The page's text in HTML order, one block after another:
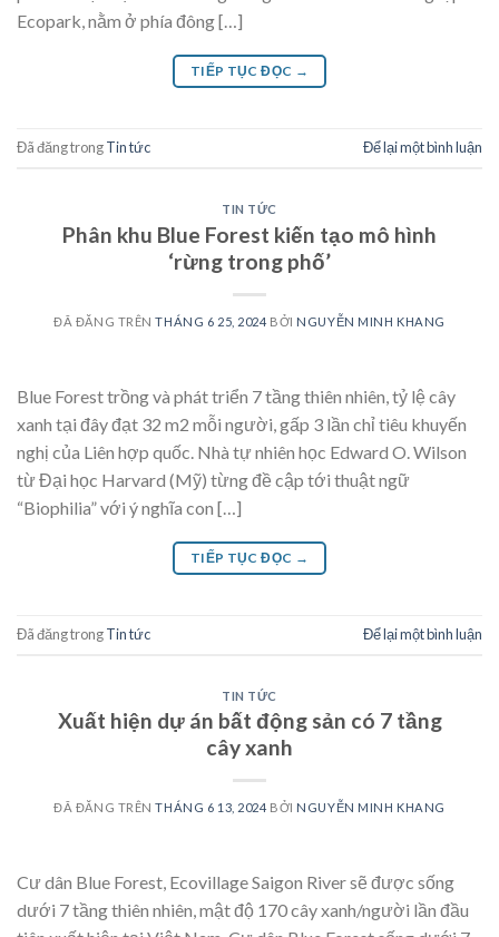
Ecopark, nằm ở phía đông […]
TIẾP TỤC ĐỌC →
Đã đăng trongTin tức Để lại một bình luận
TIN TỨC
Phân khu Blue Forest kiến tạo mô hình
‘rừng trong phố’
ĐÃ ĐĂNG TRÊNTHÁNG 6 25, 2024 BỞI NGUYỄN MINH KHANG
Blue Forest trồng và phát triển 7 tầng thiên nhiên, tỷ lệ cây
xanh tại đây đạt 32 m2 mỗi người, gấp 3 lần chỉ tiêu khuyến
nghị của Liên hợp quốc. Nhà tự nhiên học Edward O. Wilson
từ Đại học Harvard (Mỹ) từng đề cập tới thuật ngữ
“Biophilia” với ý nghĩa con […]
TIẾP TỤC ĐỌC →
Đã đăng trongTin tức Để lại một bình luận
TIN TỨC
Xuất hiện dự án bất động sản có 7 tầng
cây xanh
ĐÃ ĐĂNG TRÊNTHÁNG 6 13, 2024 BỞI NGUYỄN MINH KHANG
Cư dân Blue Forest, Ecovillage Saigon River sẽ được sống
dưới 7 tầng thiên nhiên, mật độ 170 cây xanh/người lần đầu